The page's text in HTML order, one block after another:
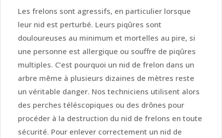
Les frelons sont agressifs, en particulier lorsque
leur nid est perturbé. Leurs piqûres sont
douloureuses au minimum et mortelles au pire, si
une personne est allergique ou souffre de piqûres
multiples. C’est pourquoi un nid de frelon dans un
arbre même à plusieurs dizaines de mètres reste
un véritable danger. Nos techniciens utilisent alors
des perches téléscopiques ou des drônes pour
procéder à la destruction du nid de frelons en toute
sécurité. Pour enlever correctement un nid de